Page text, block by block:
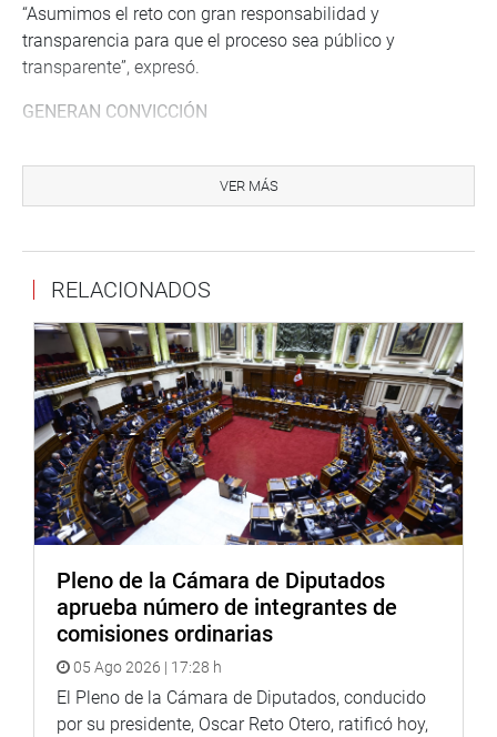
“Asumimos el reto con gran responsabilidad y
transparencia para que el proceso sea público y
transparente”, expresó.
GENERAN CONVICCIÓN
determinó la inexistencia de observaciones sobre los
descargos y comentarios efectuados por los postulantes
Ingresos, Bienes y Rentas y Declaración Jurada de
La lectura de las identificaciones de los postulantes fue
hechas a través de códigos de privacidad.
De esa manera, frente a la no intervención de los
congresistas se evidenció que lo afirmado por los
aspirantes al cargo del TC generan convicción y que
pasan a la entrevista personal, previo examen psicológico
y psicométrico, que tendría lugar entre el 2 y 3 de la
OFICINA DE COMUNICACIONES E IMAGEN
INSTITUCIONAL
VER MÁS
RELACIONADOS
Pleno de la Cámara de Diputados
aprueba número de integrantes de
comisiones ordinarias
05 Ago 2026 | 17:28 h
El Pleno de la Cámara de Diputados, conducido
por su presidente, Oscar Reto Otero, ratificó hoy,